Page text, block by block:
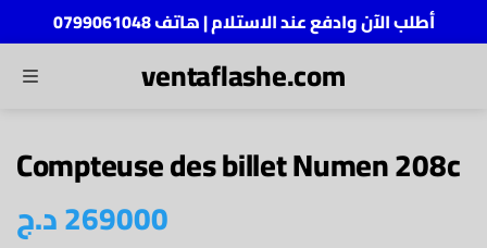
أطلب الآن وادفع عند الاستلام | هاتف 0799061048
MENU ventaflashe.com
Compteuse des billet Numen 208c
269000د.ج